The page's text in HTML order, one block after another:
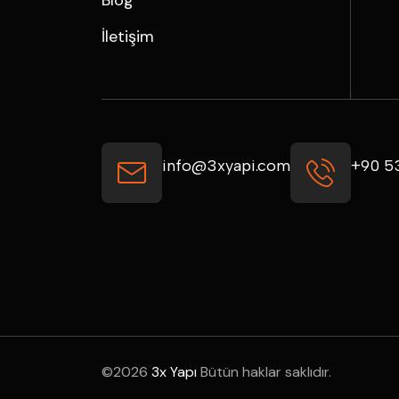
İletişim
info@3xyapi.com +90
©2026 3x Yapı Bütün haklar saklıdır.